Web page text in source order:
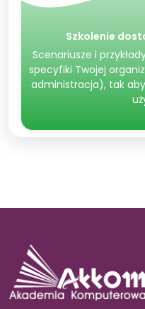
Szkolenie
Scenariusze i
specyfiki Twojej
administracja), tak